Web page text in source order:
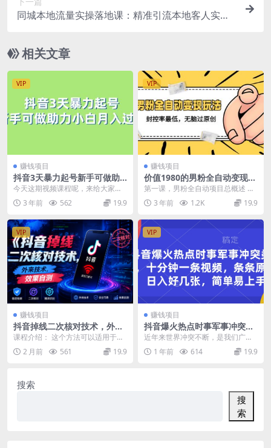
同城本地流量实操落地课：精准引流本地客人实现
相关文章
VIP
赚钱项目
抖音3天暴力起号新手可做助
力小白月入过万
今天这期视频课程呢，来给大家讲
解一下，如何借助百度app 给抖音
快速暴力起号，新...
3 年前 562 19.9
VIP
赚钱项目
价值1980的男粉全自动变现玩
法，封控率最低，无脑过原创
第一课，男粉全自动项目总概述 第
二课，如何快速打造一个男粉账号
第三课，如何高效...
3 年前 1.2K 19.9
VIP
赚钱项目
抖音掉线二次核对技术，外来
技术，效果自测
课程介绍： 这个方法可以适用于掉
线的所有二核，有需要自测，不保
证百分百 资源下载...
2 月前 561 19.9
VIP
赚钱项目
抖音爆火热点时事军事冲突类
视频，十分钟一条视频，条条
近年来世界冲突不断，是我们广大
群众热议的话题，我们一定要去做
军事账号，它有以下优...
1 年前 614 19.9
搜索
搜
索